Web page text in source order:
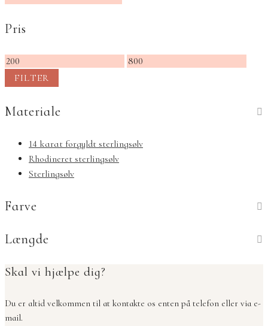
Pris
Mindste
pris
Højeste
FILTER
Materiale
14 karat forgyldt sterlingsølv
Rhodineret sterlingsølv
Sterlingsølv
Farve
Længde
Skal vi hjælpe dig?
Du er altid velkommen til at kontakte os enten på telefon eller via e-
mail.